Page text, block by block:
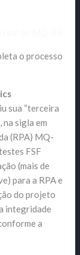
o processo
sua “terceira
na sigla em
(RPA) MQ-
FSF
(mais de
para a RPA e
do projeto
integridade
a